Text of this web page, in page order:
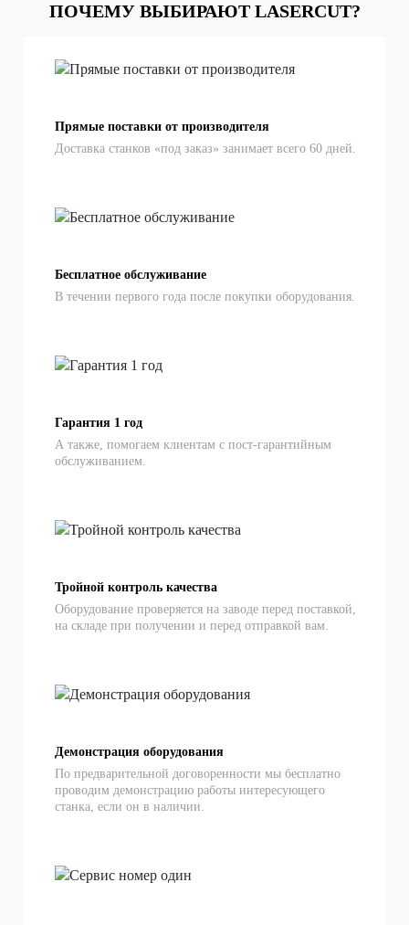
ПОЧЕМУ ВЫБИРАЮТ LASERCUT?
Прямые поставки от производителя
Доставка станков «под заказ» занимает всего 60 дней.
Бесплатное обслуживание
В течении первого года после покупки оборудования.
Гарантия 1 год
А также, помогаем клиентам с пост-гарантийным
обслуживанием.
Тройной контроль качества
Оборудование проверяется на заводе перед поставкой,
на складе при получении и перед отправкой вам.
Демонстрация оборудования
По предварительной договоренности мы бесплатно
проводим демонстрацию работы интересующего
станка, если он в наличии.